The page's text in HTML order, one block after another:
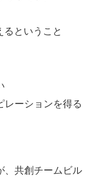
ということ
レーションを得る
、共創チームビル